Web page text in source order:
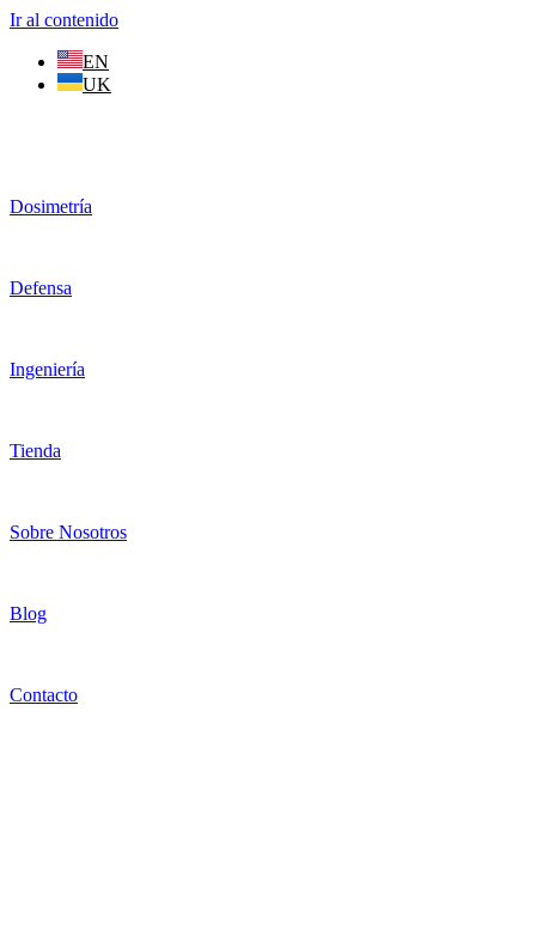
Ir al contenido
EN
UK
Dosimetría
Defensa
Ingeniería
Tienda
Sobre Nosotros
Blog
Contacto